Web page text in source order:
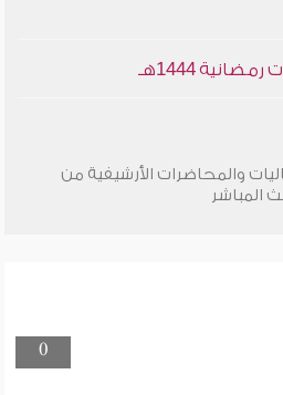
1444هـ
والمحاضرات الأرشيفية من
المباشر
0